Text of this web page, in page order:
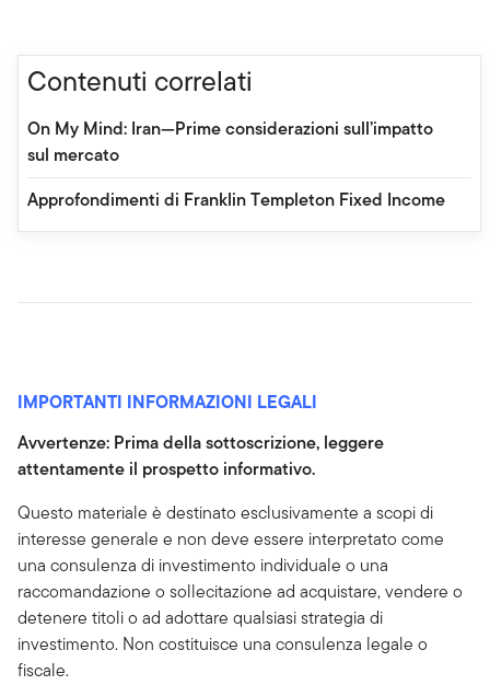
Contenuti correlati
On My Mind: Iran—Prime considerazioni sull’impatto
sul mercato
Approfondimenti di Franklin Templeton Fixed Income
IMPORTANTI INFORMAZIONI LEGALI
Avvertenze: Prima della sottoscrizione, leggere
attentamente il prospetto informativo.
Questo materiale è destinato esclusivamente a scopi di
interesse generale e non deve essere interpretato come
una consulenza di investimento individuale o una
raccomandazione o sollecitazione ad acquistare, vendere o
detenere titoli o ad adottare qualsiasi strategia di
investimento. Non costituisce una consulenza legale o
fiscale.